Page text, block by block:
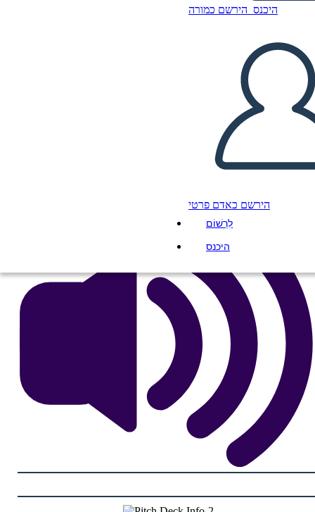
היכנס הירשם כמורה
הירשם כאדם פרטי
לִרְשׁוֹם
היכנס